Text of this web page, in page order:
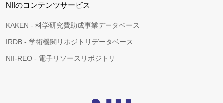
NIIのコンテンツサービス
KAKEN - 科学研究費助成事業データベース
IRDB - 学術機関リポジトリデータベース
NII-REO - 電子リソースリポジトリ